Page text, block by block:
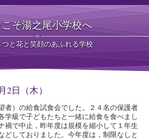
そ湯之尾小学校へ
つと花と笑顔のあふれる学校
日（木）
者）の給食試食会でした。２４名の保護者
学級で子どもたちと一緒に給食を食べまし
禍で中止，昨年度は規模を縮小して１年生
どしておりました。今年度は，制限なしと